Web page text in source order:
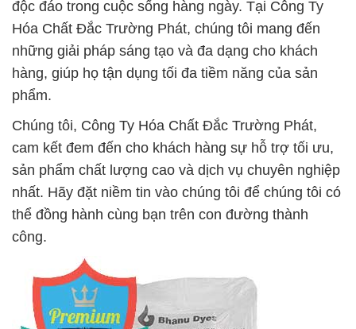
độc đáo trong cuộc sống hàng ngày. Tại Công Ty
Hóa Chất Đắc Trường Phát, chúng tôi mang đến
những giải pháp sáng tạo và đa dạng cho khách
hàng, giúp họ tận dụng tối đa tiềm năng của sản
phẩm.
Chúng tôi, Công Ty Hóa Chất Đắc Trường Phát,
cam kết đem đến cho khách hàng sự hỗ trợ tối ưu,
sản phẩm chất lượng cao và dịch vụ chuyên nghiệp
nhất. Hãy đặt niềm tin vào chúng tôi để chúng tôi có
thể đồng hành cùng bạn trên con đường thành
công.